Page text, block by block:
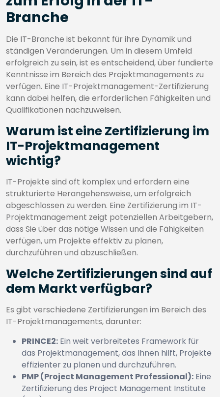
Branche
Die IT-Branche ist bekannt für ihre Dynamik und
ständigen Veränderungen. Um in diesem Umfeld
erfolgreich zu sein, ist es entscheidend, über fundierte
Kenntnisse im Bereich des Projektmanagements zu
verfügen. Eine IT-Projektmanagement-Zertifizierung
kann dabei helfen, die erforderlichen Fähigkeiten und
Qualifikationen nachzuweisen.
Warum ist eine Zertifizierung im
IT-Projektmanagement
wichtig?
IT-Projekte sind oft komplex und erfordern eine
strukturierte Herangehensweise, um erfolgreich
abgeschlossen zu werden. Eine Zertifizierung im IT-
Projektmanagement zeigt potenziellen Arbeitgebern,
dass Sie über das nötige Wissen und die Fähigkeiten
verfügen, um Projekte effektiv zu planen,
durchzuführen und abzuschließen.
Welche Zertifizierungen sind auf
dem Markt verfügbar?
Es gibt verschiedene Zertifizierungen im Bereich des
IT-Projektmanagements, darunter:
PRINCE2: Ein weit verbreitetes Framework für
das Projektmanagement, das Ihnen hilft, Projekte
effizienter zu planen und durchzuführen.
PMP (Project Management Professional): Eine
Zertifizierung des Project Management Institute